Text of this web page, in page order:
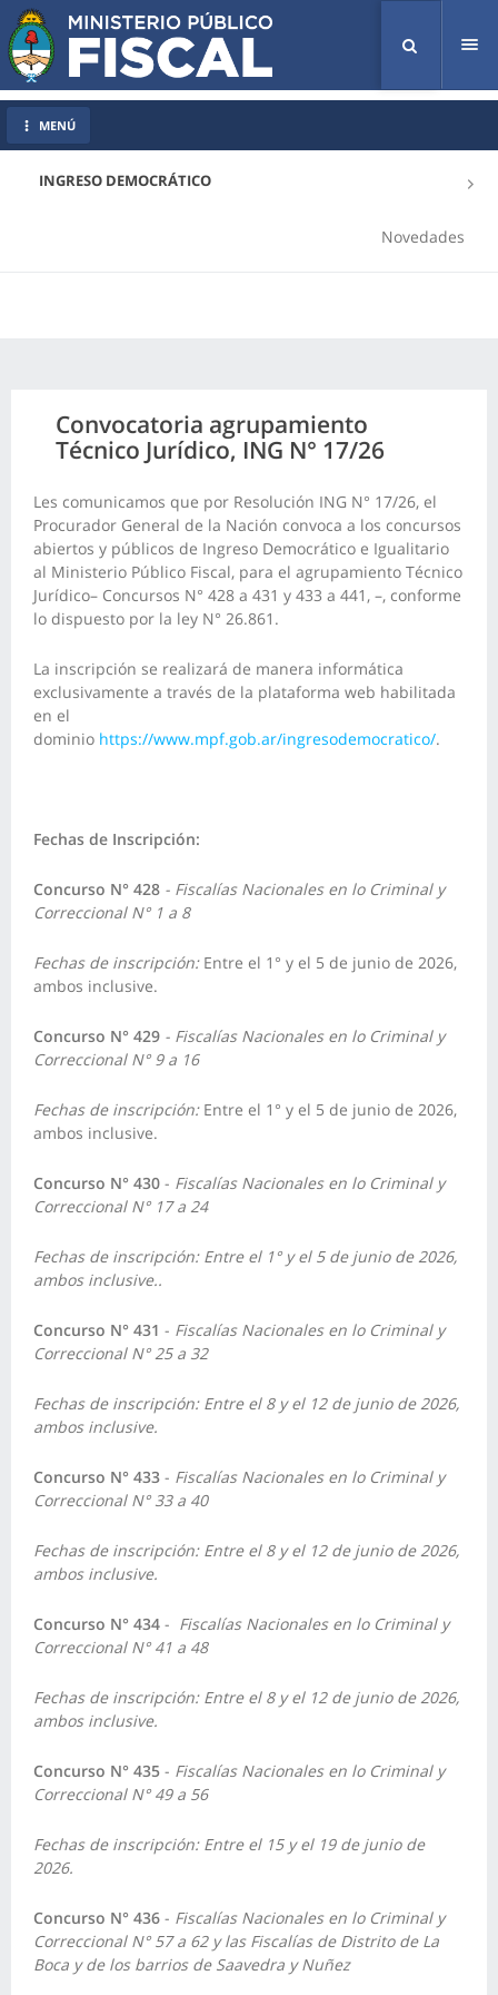
INGRESO DEMOCRÁTICO
Novedades
MENÚ
Convocatoria agrupamiento
Técnico Jurídico, ING N° 17/26
Les comunicamos que por Resolución ING N° 17/26, el
Procurador General de la Nación convoca a los concursos
abiertos y públicos de Ingreso Democrático e Igualitario
al Ministerio Público Fiscal, para el agrupamiento Técnico
Jurídico– Concursos N° 428 a 431 y 433 a 441, –, conforme
lo dispuesto por la ley N° 26.861.
La inscripción se realizará de manera informática
exclusivamente a través de la plataforma web habilitada
en el
dominio https://www.mpf.gob.ar/ingresodemocratico/.
Fechas de Inscripción:
Concurso N° 428 - Fiscalías Nacionales en lo Criminal y
Correccional N° 1 a 8
Fechas de inscripción:Entre el 1° y el 5 de junio de 2026,
ambos inclusive.
Concurso N° 429 - Fiscalías Nacionales en lo Criminal y
Correccional N° 9 a 16
Fechas de inscripción:Entre el 1° y el 5 de junio de 2026,
ambos inclusive.
Concurso N° 430 - Fiscalías Nacionales en lo Criminal y
Correccional N° 17 a 24
Fechas de inscripción: Entre el 1° y el 5 de junio de 2026,
ambos inclusive..
Concurso N° 431 - Fiscalías Nacionales en lo Criminal y
Correccional N° 25 a 32
Fechas de inscripción: Entre el 8 y el 12 de junio de 2026,
ambos inclusive.
Concurso N° 433 - Fiscalías Nacionales en lo Criminal y
Correccional N° 33 a 40
Fechas de inscripción: Entre el 8 y el 12 de junio de 2026,
ambos inclusive.
Concurso N° 434 - Fiscalías Nacionales en lo Criminal y
Correccional N° 41 a 48
Fechas de inscripción: Entre el 8 y el 12 de junio de 2026,
ambos inclusive.
Concurso N° 435 - Fiscalías Nacionales en lo Criminal y
Correccional N° 49 a 56
Fechas de inscripción: Entre el 15 y el 19 de junio de
2026.
Concurso N° 436 - Fiscalías Nacionales en lo Criminal y
Correccional N° 57 a 62 y las Fiscalías de Distrito de La
Boca y de los barrios de Saavedra y Nuñez